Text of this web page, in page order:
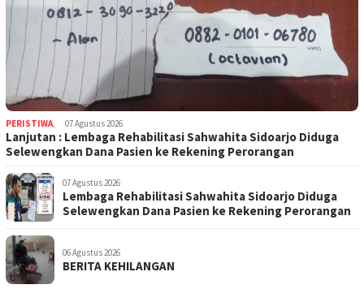
PERISTIWA, 07 Agustus 2026
Lanjutan : Lembaga Rehabilitasi Sahwahita Sidoarjo Diduga
Selewengkan Dana Pasien ke Rekening Perorangan
07 Agustus 2026
Lembaga Rehabilitasi Sahwahita Sidoarjo Diduga
Selewengkan Dana Pasien ke Rekening Perorangan
06 Agustus 2026
BERITA KEHILANGAN